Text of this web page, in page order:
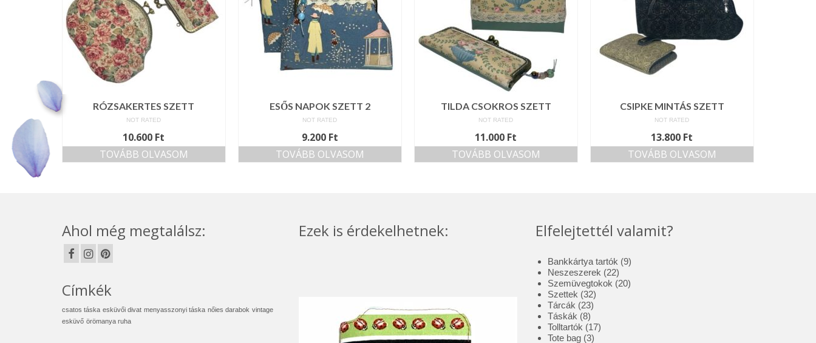
RÓZSAKERTES SZETT
NOT RATED
10.600 Ft
TOVÁBB OLVASOM
ESŐS NAPOK SZETT 2
NOT RATED
9.200 Ft
TOVÁBB OLVASOM
TILDA CSOKROS SZETT
NOT RATED
11.000 Ft
TOVÁBB OLVASOM
CSIPKE MINTÁS SZETT
NOT RATED
13.800 Ft
TOVÁBB OLVASOM
Ahol még megtalálsz:
Címkék
csatos táska esküvői divat menyasszonyi táska nőies darabok vintage
esküvő örömanya ruha
Ezek is érdekelhetnek: Elfelejtettél valamit?
Bankkártya tartók 99
Neszeszerek 2222
termék
Szemüvegtokok 2020
Szettek 3232
termék
Tárcák 2323
termék
Táskák 88
termék
Tolltartók 1717
Tote bag 33